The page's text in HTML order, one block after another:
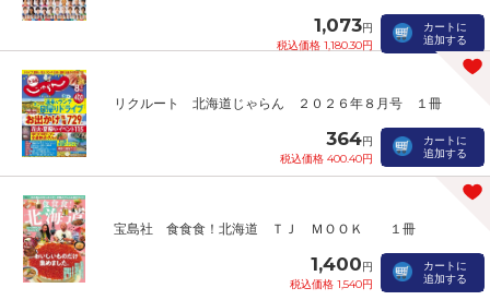
1,073円
税込価格 1,180.30円
カートに
追加する
リクルート 北海道じゃらん ２０２６年８月号 １冊
364円
税込価格 400.40円
カートに
追加する
宝島社 食食食！北海道 ＴＪ ＭＯＯＫ １冊
1,400円
税込価格 1,540円
カートに
追加する